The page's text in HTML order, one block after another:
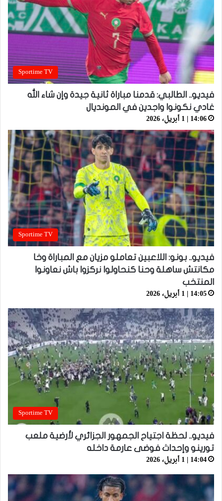
Sportime TV
فيديو.. الطالبي: قدمنا مباراة ثانية جيدة وإن شاء الله
غادي نكونوا واجدين في المونديال
14:06 | 1 أبريل، 2026
Sportime TV
فيديو.. بونو: اللاعبين تعاملو مزيان مع المباراة وخا
مكانتش ساهلة وحنا كنحاولوا نركزوا باش نعاونوا
المنتخب
14:05 | 1 أبريل، 2026
Sportime TV
فيديو.. لحظة اجتياح الجمهور الجزائري لأرضية ملعب
تورينو وإحداث فوضى عارمة داخله
14:04 | 1 أبريل، 2026